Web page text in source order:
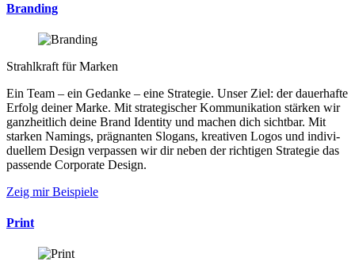
Branding
Strahlkraft für Marken
Ein Team – ein Ge­dan­ke – eine Stra­te­gie. Unser Ziel: der dauer­hafte
Er­folg deiner Marke. Mit stra­te­gischer Kom­mu­ni­ka­tion stär­ken wir
ganz­heit­lich deine Brand Iden­tity und machen dich sicht­bar. Mit
star­ken Na­mings, präg­nan­ten Slo­gans, krea­ti­ven Logos und indi­vi­
du­ellem Design ver­pas­sen wir dir neben der rich­ti­gen Stra­te­gie das
pas­sende Cor­po­rate Design.
Zeig mir Beispiele
Print